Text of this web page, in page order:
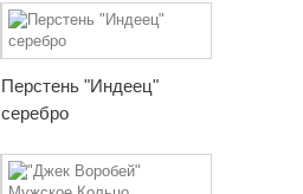
Перстень "Индеец"
серебро